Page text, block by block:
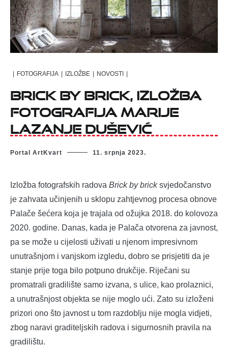
| FOTOGRAFIJA | IZLOŽBE | NOVOSTI |
Brick by brick, izložba
fotografija Marije
Lazanje Dušević
Portal ArtKvart 11. srpnja 2023.
Izložba fotografskih radova Brick by bricksvjedočanstvo
je zahvata učinjenih u sklopu zahtjevnog procesa obnove
Palače šećera koja je trajala od ožujka 2018. do kolovoza
2020. godine. Danas, kada je Palača otvorena za javnost,
pa se može u cijelosti uživati u njenom impresivnom
unutrašnjom i vanjskom izgledu, dobro se prisjetiti da je
stanje prije toga bilo potpuno drukčije. Riječani su
promatrali gradilište samo izvana, s ulice, kao prolaznici,
a unutrašnjost objekta se nije moglo ući. Zato su izloženi
prizori ono što javnost u tom razdoblju nije mogla vidjeti,
zbog naravi graditeljskih radova i sigurnosnih pravila na
gradilištu.